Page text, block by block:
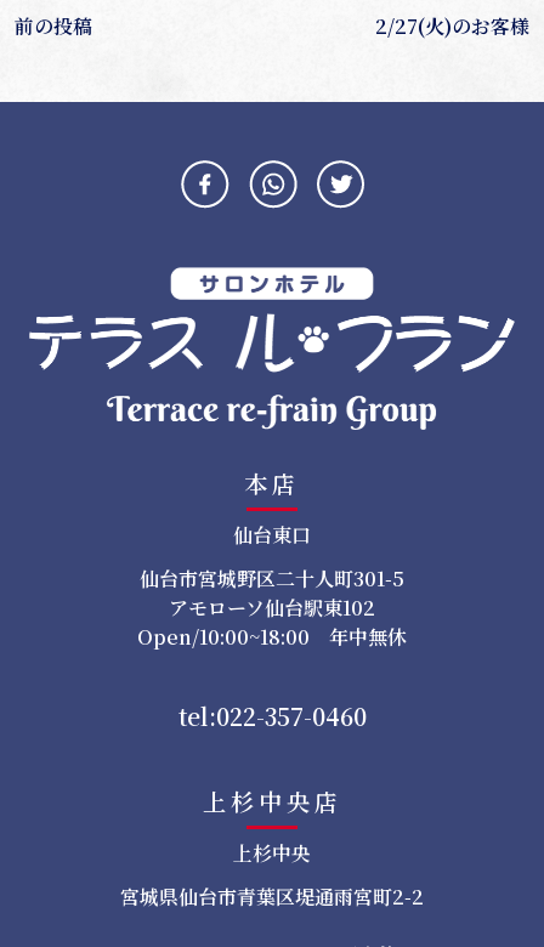
投
ビ
前の投稿 2/27(火)のお客様
本店
仙台東口
仙台市宮城野区二十人町301-5
アモローソ仙台駅東102
Open/10:00~18:00 年中無休
tel:022-357-0460
上杉中央店
上杉中央
宮城県仙台市青葉区堤通雨宮町2-2